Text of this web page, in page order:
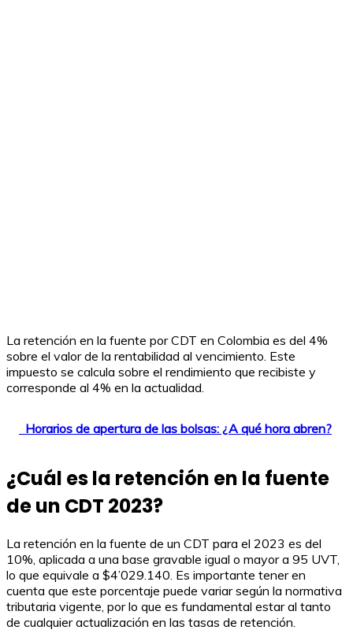
La retención en la fuente por CDT en Colombia es del 4%
sobre el valor de la rentabilidad al vencimiento. Este
impuesto se calcula sobre el rendimiento que recibiste y
corresponde al 4% en la actualidad.
Horarios de apertura de las bolsas: ¿A qué hora abren?
¿Cuál es la retención en la fuente
de un CDT 2023?
La retención en la fuente de un CDT para el 2023 es del
10%, aplicada a una base gravable igual o mayor a 95 UVT,
lo que equivale a $4’029.140. Es importante tener en
cuenta que este porcentaje puede variar según la normativa
tributaria vigente, por lo que es fundamental estar al tanto
de cualquier actualización en las tasas de retención.